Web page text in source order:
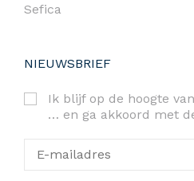
Sefica
NIEUWSBRIEF
Ik blijf op de hoogte
… en ga akkoord met